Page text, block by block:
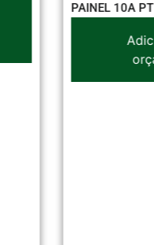
PAINEL 10A